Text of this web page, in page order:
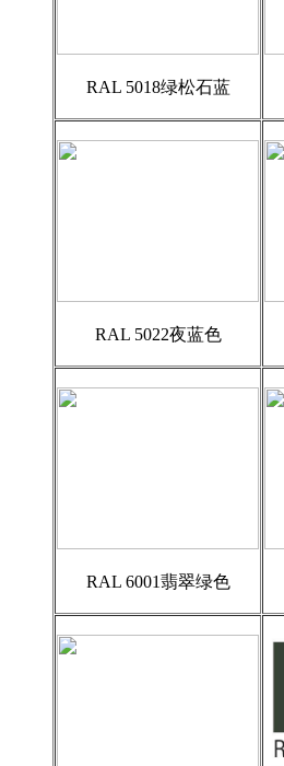
RAL 5018绿松石蓝
RAL 5022夜蓝色
RAL 6001翡翠绿色